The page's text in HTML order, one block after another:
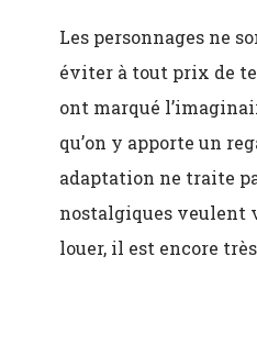
Les personnages ne
éviter à tout prix de
ont marqué
qu’on y apporte un
adaptation ne traite
nostalgiques veulent
louer, il est encore